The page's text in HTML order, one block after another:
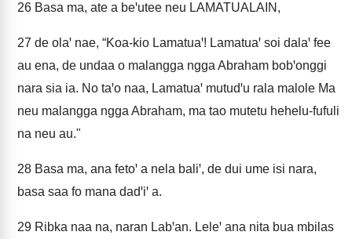
26 Basa ma, ate a beꞌutee neu LAMATUALAIN,
27 de olaꞌ nae, “Koa-kio Lamatuaꞌ! Lamatuaꞌ soi dalaꞌ fee
au ena, de undaa o malangga ngga Abraham bobꞌonggi
nara sia ia. No taꞌo naa, Lamatuaꞌ mutudꞌu rala malole Ma
neu malangga ngga Abraham, ma tao mutetu hehelu-fufuli
na neu au."
28 Basa ma, ana fetoꞌ a nela baliꞌ, de dui ume isi nara,
basa saa fo mana dadꞌiꞌ a.
29 Ribka naa na, naran Labꞌan. Leleꞌ ana nita bua mbilas